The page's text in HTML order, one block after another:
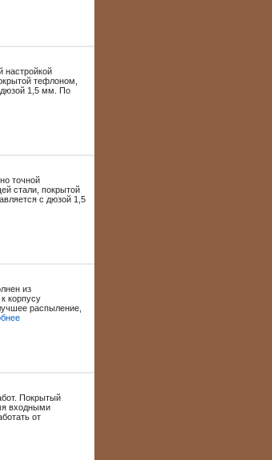
настройкой
тефлоном,
дюзой 1,5 мм. По
точной
стали, покрытой
с дюзой 1,5
из
корпусу
распыление,
Покрытый
входными
от